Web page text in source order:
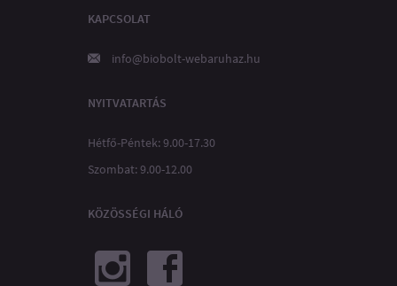
KAPCSOLAT
info@biobolt-webaruhaz.hu
NYITVATARTÁS
Hétfő-Péntek: 9.00-17.30
Szombat: 9.00-12.00
KÖZÖSSÉGI HÁLÓ